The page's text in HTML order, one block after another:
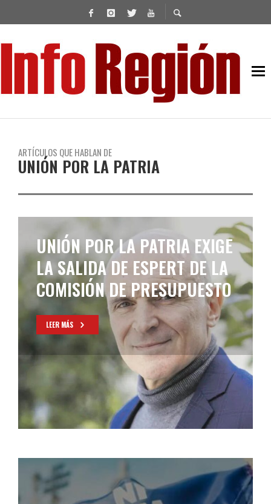
ARTÍCULOS QUE HABLAN DE
UNIÓN POR LA PATRIA
CRISTINA SE REÚNE CON
SENADORES EN EL PJ